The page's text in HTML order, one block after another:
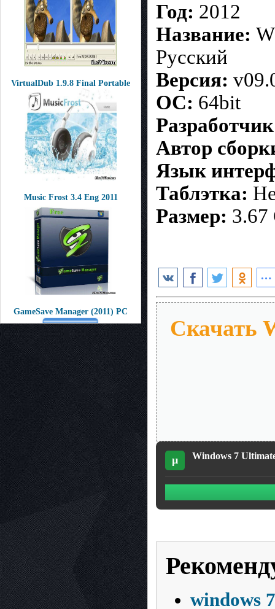
VirtualDub 1.9.8 Final Portable
Music Frost 3.4 Eng 2011
GameSave Manager (2011) РС
Год: 2012
Название:
Русский
Версия:
ОС: 64bit
Автор
Язык
Таблэтка:
Размер: 3.67
Скачать
µ Windows 7
windows